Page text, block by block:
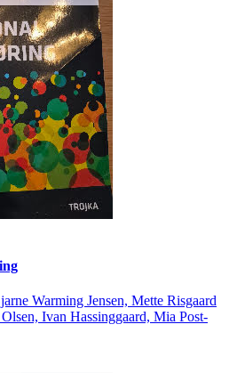
Warming Jensen, Mette Risgaard
Ivan Hassinggaard, Mia Post-